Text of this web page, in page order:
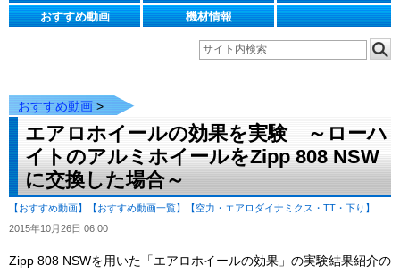
おすすめ動画
機材情報
おすすめ動画 >
エアロホイールの効果を実験 ～ローハ
イトのアルミホイールをZipp 808 NSW
に交換した場合～
【おすすめ動画】 【おすすめ動画一覧】
【空力・エアロダイナミクス・TT・下り】
2015年10月26日 06:00
Zipp 808 NSWを用いた「エアロホイールの効果」の実験結果紹介の